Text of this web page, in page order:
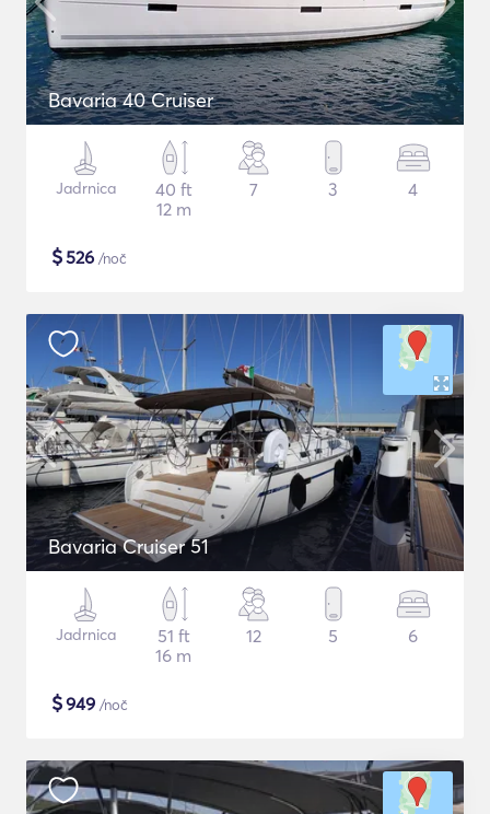
Bavaria 40 Cruiser
Jadrnica
40 ft
12 m
7 3 4
$526 /noč
Bavaria Cruiser 51
Jadrnica
51 ft
16 m
12 5 6
$949 /noč